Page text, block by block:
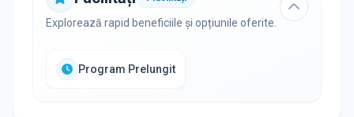
Explorează rapid beneficiile și opțiunile oferite.
Program Prelungit